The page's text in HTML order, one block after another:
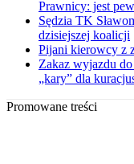
Prawnicy: jest
Sędzia TK
dzisiejszej koalicji
Pijani kierowcy z
Zakaz wyjazdu
„kary” dla
Promowane treści